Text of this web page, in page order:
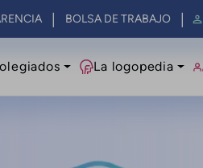
BOLSA DE TRABAJO
La logopedia